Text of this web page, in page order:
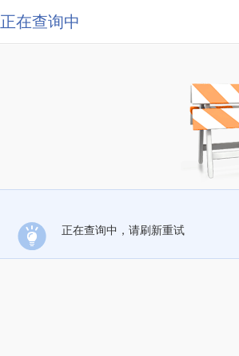
正在查询中
正在查询中，请刷新重试